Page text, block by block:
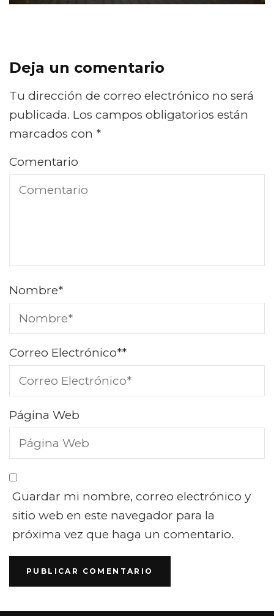
Deja un comentario
Tu dirección de correo electrónico no será
publicada. Los campos obligatorios están
marcados con *
Comentario
Nombre*
Correo Electrónico**
Página Web
Guardar mi nombre, correo electrónico y
sitio web en este navegador para la
próxima vez que haga un comentario.